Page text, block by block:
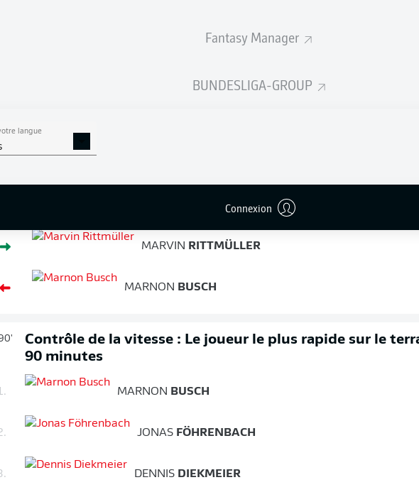
Fantasy Manager
BUNDESLIGA-GROUP
langue
Connexion
MARVIN RITTMÜLLER
MARNON BUSCH
Contrôle de la vitesse : Le joueur le plus rapide sur le
90 minutes
MARNON BUSCH
JONAS FÖHRENBACH
DENNIS DIEKMEIER